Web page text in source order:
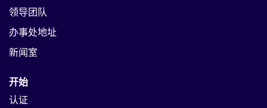
领导团队
办事处地址
新闻室
开始
认证